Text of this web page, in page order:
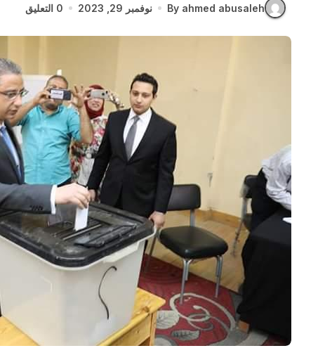
By ahmed abusaleh نوفمبر 29, 2023 0 التعليق